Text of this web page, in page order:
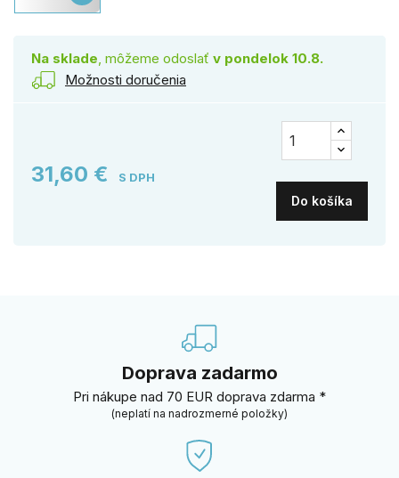
Na sklade, môžeme odoslať v pondelok 10.8.
Možnosti doručenia
31,60 € S DPH
Do košíka
Doprava zadarmo
Pri nákupe nad 70 EUR doprava zdarma *
(neplatí na nadrozmerné položky)